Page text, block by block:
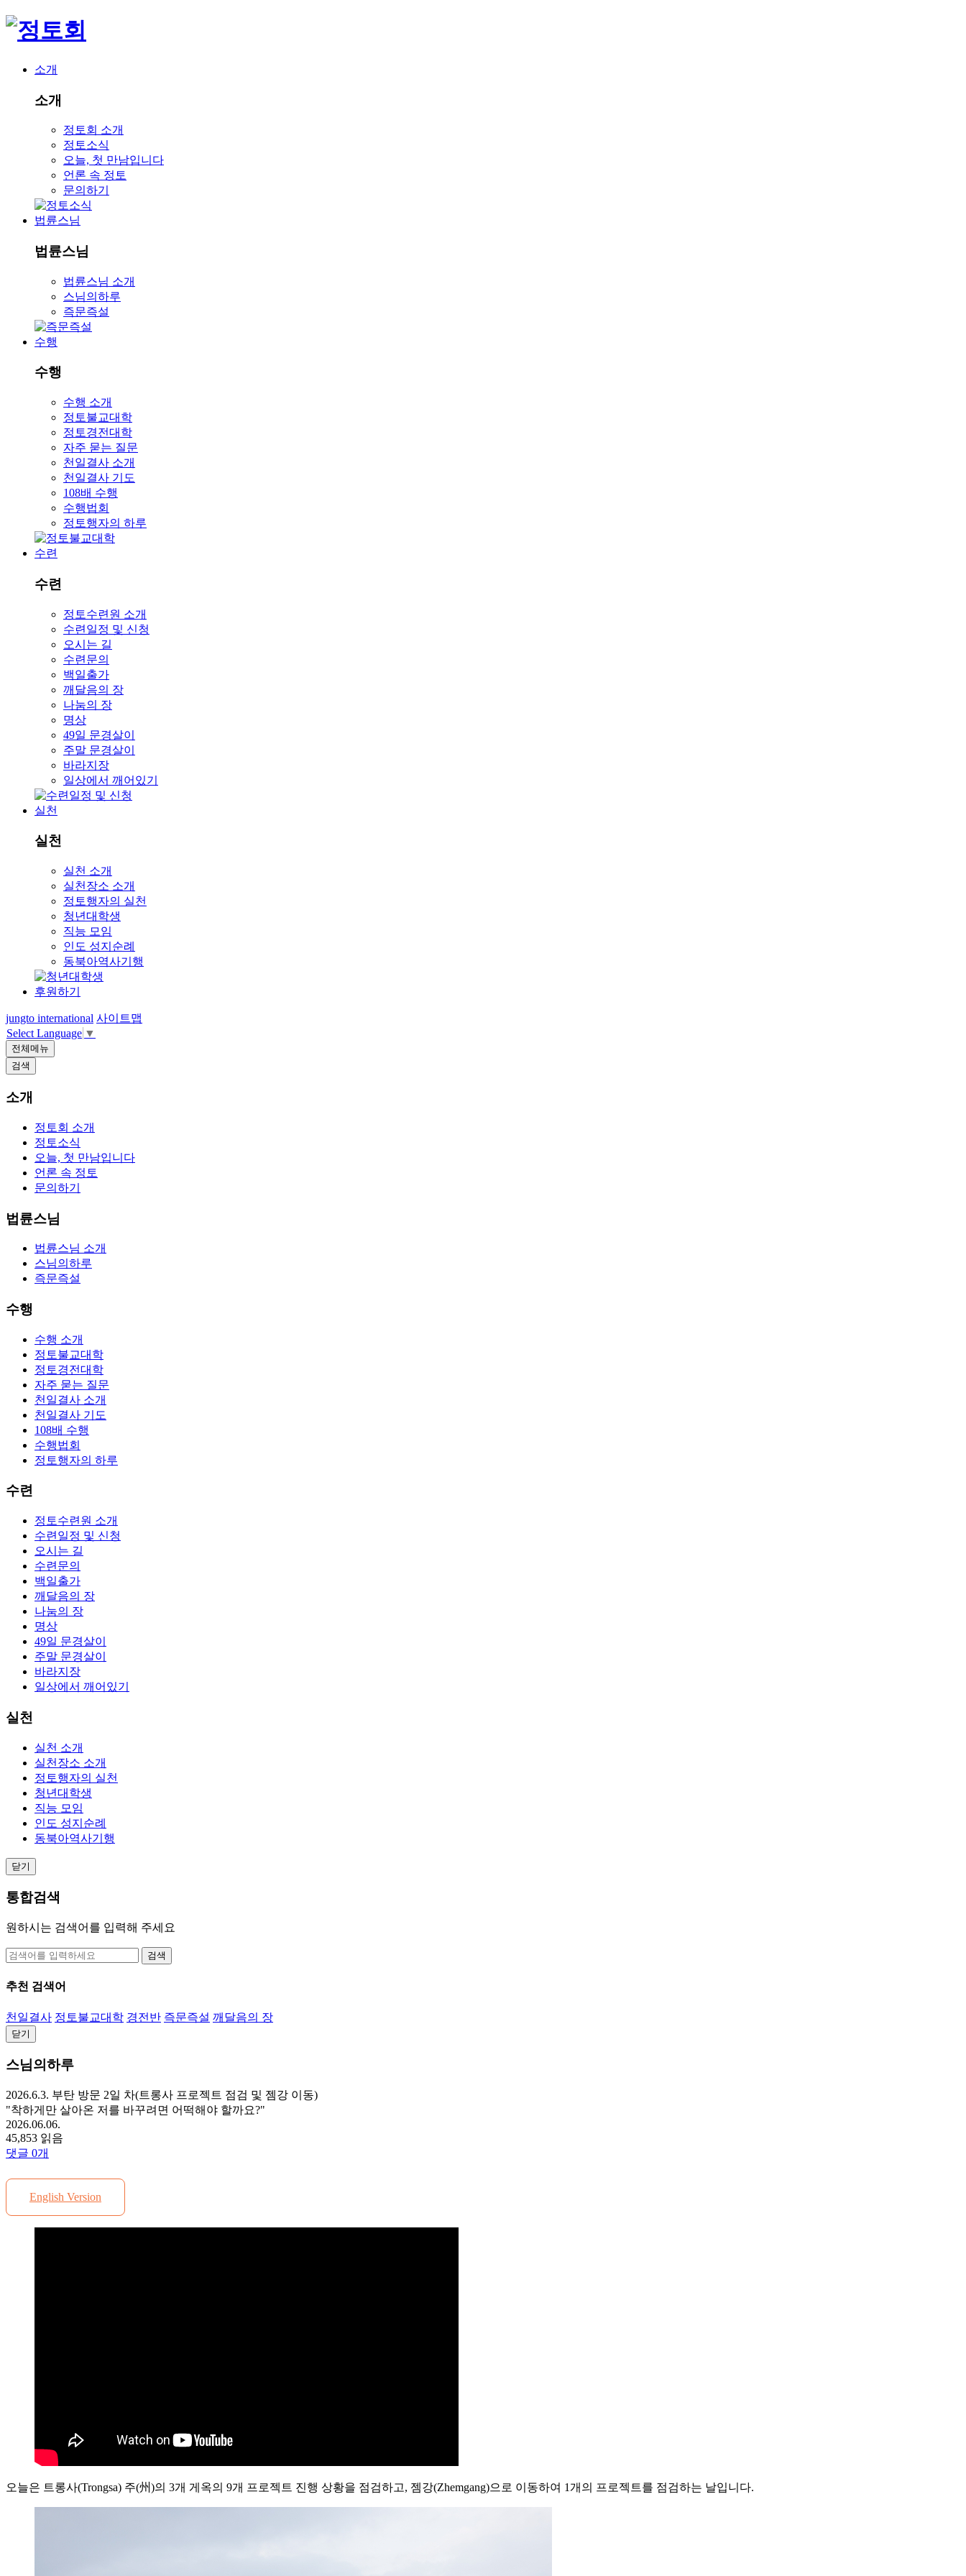
소개
소개
정토회 소개
정토소식
오늘, 첫 만남입니다
언론 속 정토
문의하기
법륜스님
법륜스님
법륜스님 소개
스님의하루
즉문즉설
수행
수행
수행 소개
정토불교대학
정토경전대학
자주 묻는 질문
천일결사 소개
천일결사 기도
108배 수행
수행법회
정토행자의 하루
수련
수련
정토수련원 소개
수련일정 및 신청
오시는 길
수련문의
백일출가
깨달음의 장
나눔의 장
명상
49일 문경살이
주말 문경살이
바라지장
일상에서 깨어있기
실천
실천
실천 소개
실천장소 소개
정토행자의 실천
청년대학생
직능 모임
인도 성지순례
동북아역사기행
후원하기
jungto international 사이트맵
Select Language ▼
전체메뉴
검색
소개
정토회 소개
정토소식
오늘, 첫 만남입니다
언론 속 정토
문의하기
법륜스님
법륜스님 소개
스님의하루
즉문즉설
수행
수행 소개
정토불교대학
정토경전대학
자주 묻는 질문
천일결사 소개
천일결사 기도
108배 수행
수행법회
정토행자의 하루
수련
정토수련원 소개
수련일정 및 신청
오시는 길
수련문의
백일출가
깨달음의 장
나눔의 장
명상
49일 문경살이
주말 문경살이
바라지장
일상에서 깨어있기
실천
실천 소개
실천장소 소개
정토행자의 실천
청년대학생
직능 모임
인도 성지순례
동북아역사기행
닫기
통합검색
원하시는 검색어를 입력해 주세요
검색
추천 검색어
천일결사 정토불교대학 경전반 즉문즉설 깨달음의 장
닫기
스님의하루
2026.6.3. 부탄 방문 2일 차(트롱사 프로젝트 점검 및 젬강 이동)
"착하게만 살아온 저를 바꾸려면 어떡해야 할까요?"
2026.06.06.
45,853 읽음
댓글 0개
English Version
오늘은 트롱사(Trongsa) 주(州)의 3개 게옥의 9개 프로젝트 진행 상황을 점검하고, 젬강(Zhemgang)으로 이동하여 1개의 프로젝트를 점검하는 날입니다.